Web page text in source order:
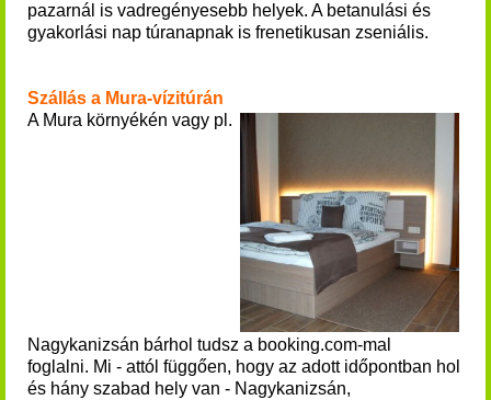
pazarnál is vadregényesebb helyek. A betanulási és
gyakorlási nap túranapnak is frenetikusan zseniális.
Szállás a Mura-vízitúrán
A Mura környékén vagy pl.
Nagykanizsán bárhol tudsz a booking.com-mal
foglalni. Mi - attól függően, hogy az adott időpontban hol
és hány szabad hely van - Nagykanizsán,